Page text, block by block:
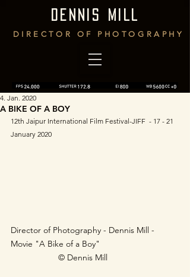
DENNIS MILL
DIRECTOR OF PHOTOGRAPHY
A BIKE OF A BOY
4. Jan. 2020
12th Jaipur International Film Festival-JIFF  - 17 - 21
January 2020
Director of Photography - Dennis Mill -
© Dennis Mill